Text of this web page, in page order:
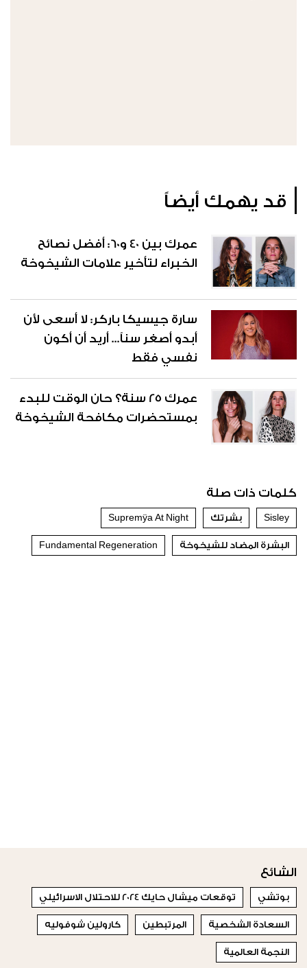
قد يهمك أيضاً
عمرك بين 40 و60: أفضل نصائح
الخبراء لتأخير علامات الشيخوخة
سارة جيسيكا باركر: لا أسعى لأن
أبدو أصغر سناً... أريد أن أكون
نفسي فقط
عمرك 25 سنة؟ حان الوقت للبدء
بمستحضرات مكافحة الشيخوخة
كلمات ذات صلة
Sisley بشرتك Supremÿa At Night
البشرة المضاد للشيخوخة Fundamental Regeneration
الشائع
بوتشي توقعات ميشال حايك 2024 للاحتلال الاسرائيلي
السعادة الشخصية المرتبطين كارولين شوفوليه
النجمة العالمية